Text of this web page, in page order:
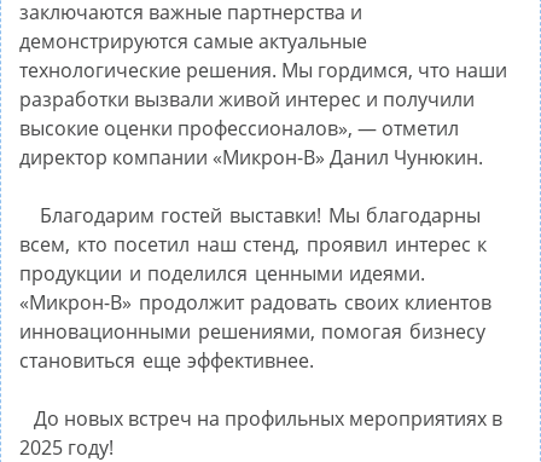
заключаются важные партнерства и
демонстрируются самые актуальные
технологические решения. Мы гордимся, что наши
разработки вызвали живой интерес и получили
высокие оценки профессионалов», — отметил
директор компании «Микрон-В» Данил Чунюкин.
Благодарим гостей выставки! Мы благодарны
всем, кто посетил наш стенд, проявил интерес к
продукции и поделился ценными идеями.
«Микрон-В» продолжит радовать своих клиентов
инновационными решениями, помогая бизнесу
становиться еще эффективнее.
До новых встреч на профильных мероприятиях в
2025 году!